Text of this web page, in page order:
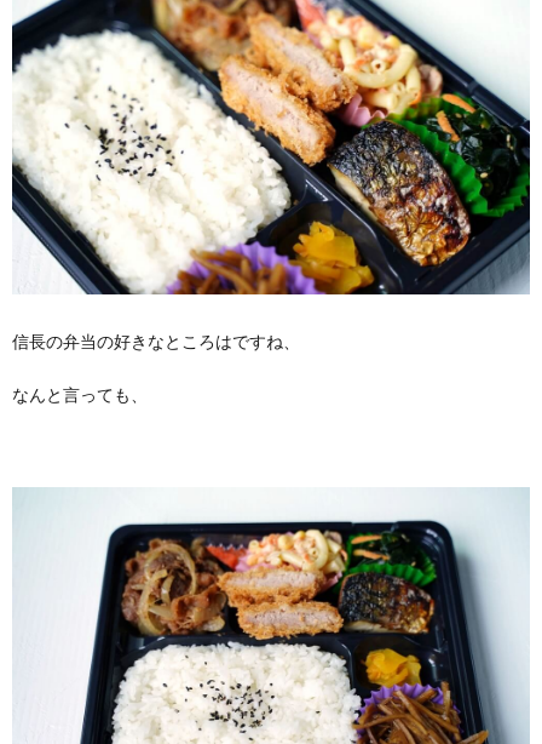
信長の弁当の好きなところはですね、
なんと言っても、